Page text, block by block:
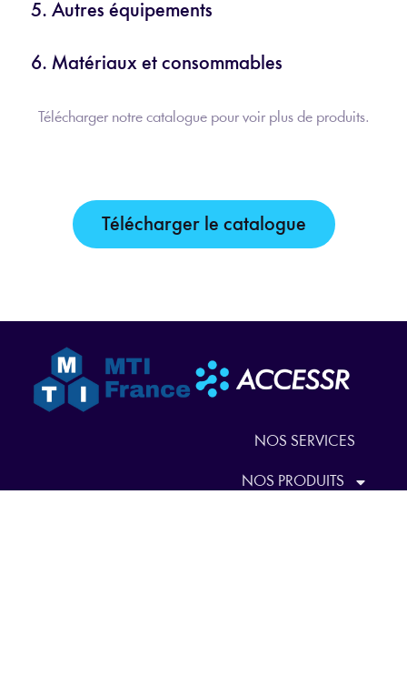
5. Autres équipements
6. Matériaux et consommables
Télécharger notre catalogue pour voir plus de produits.
Télécharger le catalogue
NOS SERVICES
NOS PRODUITS